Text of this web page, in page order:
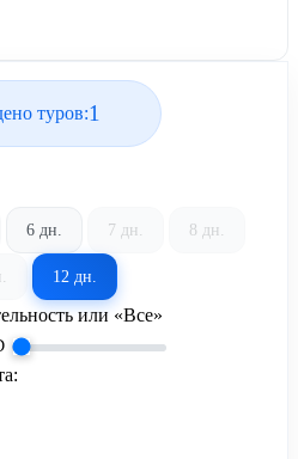
туров:1
6 дн. 7 дн. 8 дн.
12 дн.
или «Все»